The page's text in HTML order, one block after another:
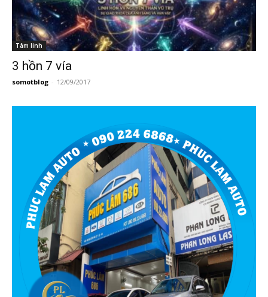
Tâm linh
3 hồn 7 vía
somotblog - 12/09/2017